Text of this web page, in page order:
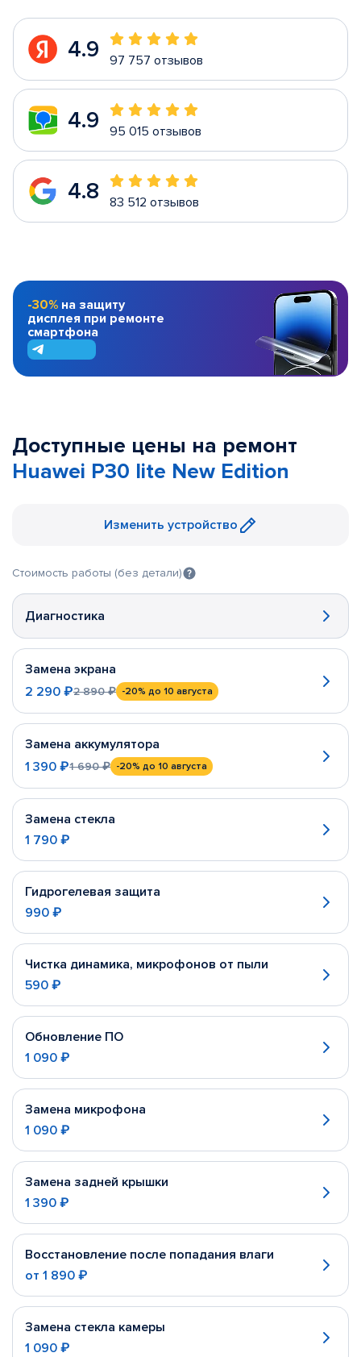
4.9 97 757 отзывов
4.9 95 015 отзывов
4.8 83 512 отзывов
-30% на защиту
дисплея при ремонте
смартфона
Доступные цены на ремонт
Huawei P30 lite New Edition
Изменить устройство
Стоимость работы (без детали)
Диагностика
Замена экрана
2 290 ₽2 890 ₽ -20% до 10 августа
Замена аккумулятора
1 390 ₽1 690 ₽ -20% до 10 августа
Замена стекла
1 790 ₽
Гидрогелевая защита
990 ₽
Чистка динамика, микрофонов от пыли
590 ₽
Обновление ПО
1 090 ₽
Замена микрофона
1 090 ₽
Замена задней крышки
1 390 ₽
Восстановление после попадания влаги
от 1 890 ₽
Замена стекла камеры
1 090 ₽